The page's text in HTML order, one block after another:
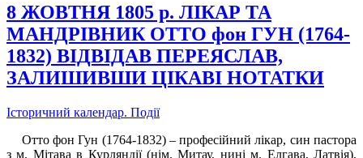
8 ЖОВТНЯ 1805 р. ЛІКАР ТА
МАНДРІВНИК ОТТО фон ГУН (1764-
1832) ВІДВІДАВ ПЕРЕЯСЛАВ,
ЗАЛИШИВШИ ЦІКАВІ НОТАТКИ
Історичний календар. Події
Отто фон Гун (1764-1832) – професійний лікар, син пастора
з м. Мітава в Курляндії (нім. Митау, нині м. Елгава, Латвія),